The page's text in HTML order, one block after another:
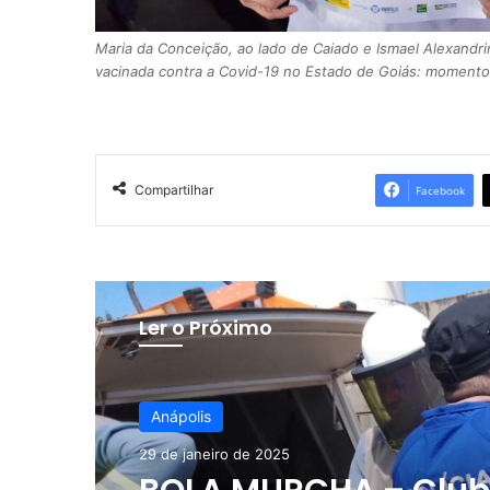
Maria da Conceição, ao lado de Caiado e Ismael
vacinada contra a Covid-19 no Estado de Goiás:
Compartilhar Facebook
Ler o Próximo
Anápolis
29 de janeiro de 2025